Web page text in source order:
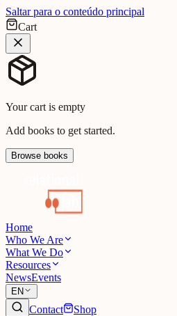
Saltar para o conteúdo principal
Cart
Your cart is empty
Add books to get started.
Browse books
Home
Who We Are
What We Do
Resources
NewsEvents
EN
Contact Shop